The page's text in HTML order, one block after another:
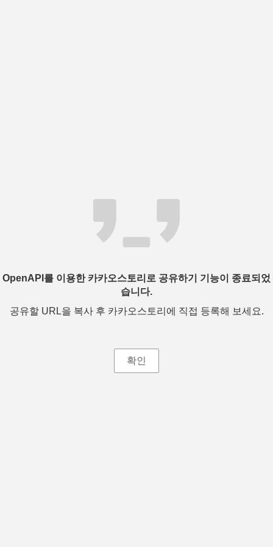
OpenAPI를 이용한 카카오스토리로 공유하기 기능이 종료되었
습니다.
공유할 URL을 복사 후 카카오스토리에 직접 등록해 보세요.
확인